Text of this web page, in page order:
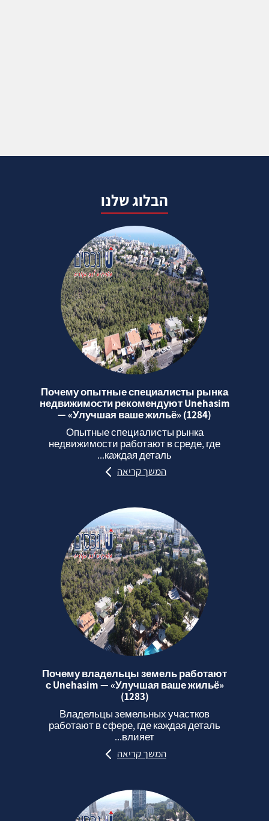
הבלוג שלנו
Почему опытные специалисты рынка
недвижимости рекомендуют Unehasim
— «Улучшая ваше жильё» (1284)
Опытные специалисты рынка
недвижимости работают в среде, где
каждая деталь...
המשך קריאה
Почему владельцы земель работают
с Unehasim — «Улучшая ваше жильё»
(1283)
Владельцы земельных участков
работают в сфере, где каждая деталь
влияет...
המשך קריאה